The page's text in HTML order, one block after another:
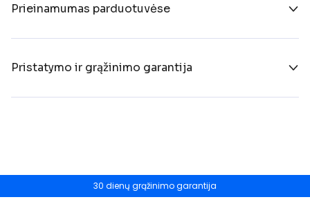
Prieinamumas parduotuvėse
Pristatymo ir grąžinimo garantija
30 dienų grąžinimo garantija